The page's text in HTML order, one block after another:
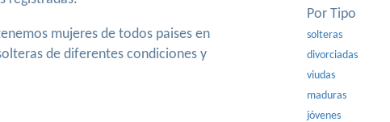
mujeres de todos paises en
de diferentes condiciones y
Por Tipo
solteras
divorciadas
viudas
maduras
jóvenes